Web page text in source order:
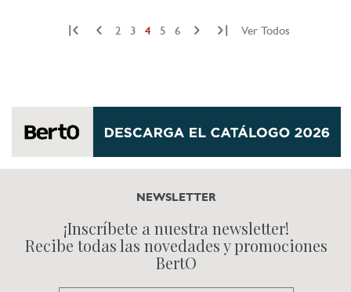
2 3 4 5 6 Ver Todos
NEWSLETTER
¡Inscríbete a nuestra newsletter!
Recibe todas las novedades y promociones
BertO